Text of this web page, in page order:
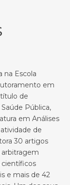
na Escola
em
de
Pública,
em Análises
de
30 artigos
científicos
e mais de 42